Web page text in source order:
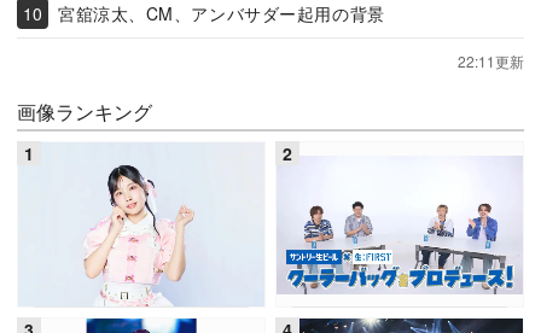
宮舘涼太、CM、アンバサダー起用の背景
22:11更新
画像ランキング